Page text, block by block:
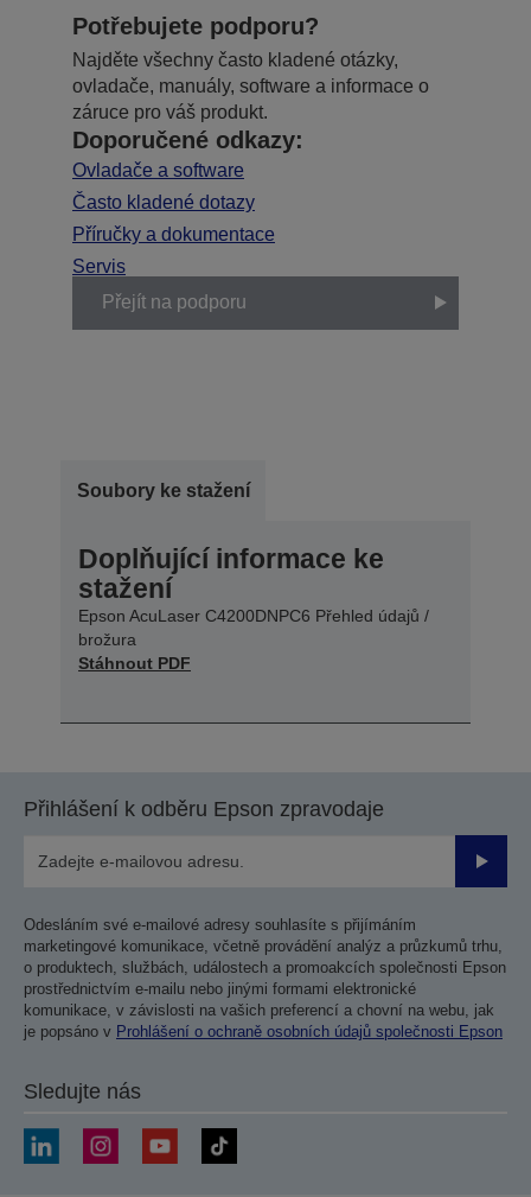
Potřebujete podporu?
Najděte všechny často kladené otázky,
ovladače, manuály, software a informace o
záruce pro váš produkt.
Doporučené odkazy:
Ovladače a software
Často kladené dotazy
Příručky a dokumentace
Servis
Přejít na podporu
Soubory ke stažení
Doplňující informace ke
stažení
Epson AcuLaser C4200DNPC6 Přehled údajů /
brožura
Stáhnout PDF
Přihlášení k odběru Epson zpravodaje
Odesláním své e-mailové adresy souhlasíte s přijímáním
marketingové komunikace, včetně provádění analýz a průzkumů trhu,
o produktech, službách, událostech a promoakcích společnosti Epson
prostřednictvím e-mailu nebo jinými formami elektronické
komunikace, v závislosti na vašich preferencí a chovní na webu, jak
je popsáno v Prohlášení o ochraně osobních údajů společnosti Epson
Sledujte nás